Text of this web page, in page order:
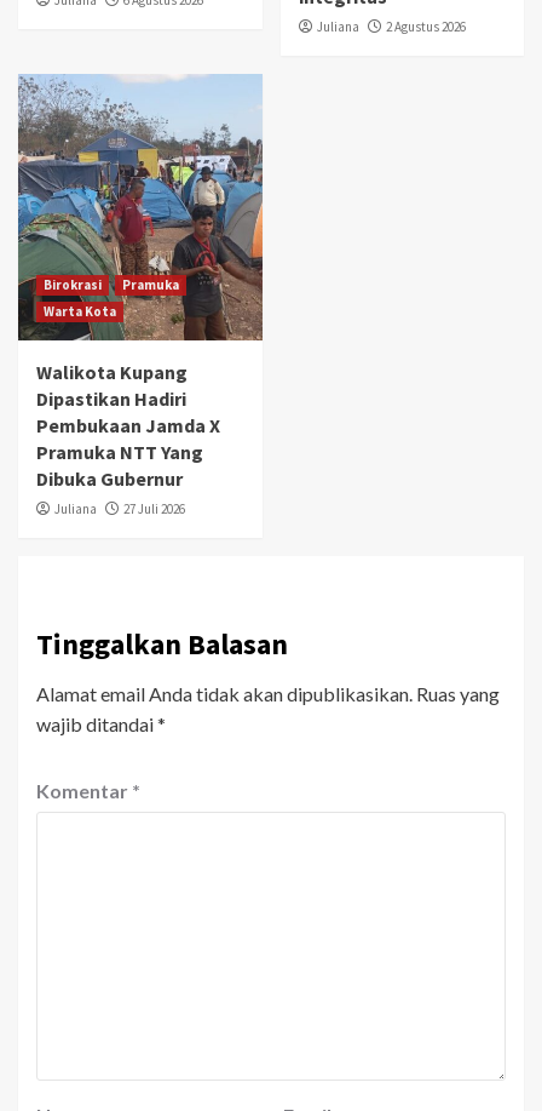
Juliana 2 Agustus 2026
Birokrasi
Pramuka
Warta Kota
Walikota Kupang
Dipastikan Hadiri
Pembukaan Jamda X
Pramuka NTT Yang
Dibuka Gubernur
Juliana 27 Juli 2026
Tinggalkan Balasan
Alamat email Anda tidak akan dipublikasikan. Ruas yang
wajib ditandai*
Komentar *